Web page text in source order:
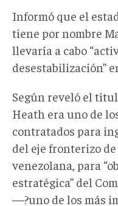
Informó que el
tiene por nombre
llevaría a cabo
desestabilización”
Según reveló el
Heath era uno de
contratados para
del eje fronterizo
venezolana, para
estratégica” del
—?uno de los más